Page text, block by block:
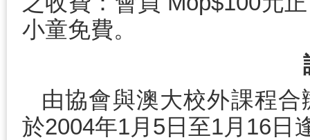
小童免費。
由協會與澳大校外課程
於2004年1月5日至1月16日